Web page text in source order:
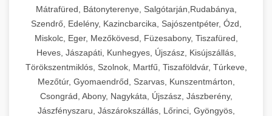
Mátrafüred, Bátonyterenye, Salgótarján,Rudabánya,
Szendrő, Edelény, Kazincbarcika, Sajószentpéter, Ózd,
Miskolc, Eger, Mezőkövesd, Füzesabony, Tiszafüred,
Heves, Jászapáti, Kunhegyes, Újszász, Kisújszállás,
Törökszentmiklós, Szolnok, Martfű, Tiszaföldvár, Túrkeve,
Mezőtúr, Gyomaendrőd, Szarvas, Kunszentmárton,
Csongrád, Abony, Nagykáta, Újszász, Jászberény,
Jászfényszaru, Jászárokszállás, Lőrinci, Gyöngyös,